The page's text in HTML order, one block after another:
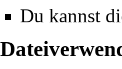
Du kannst